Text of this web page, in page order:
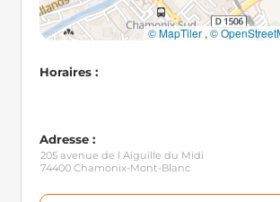
© MapTiler ,©
Horaires :
Adresse :
205 avenue de l Aiguille du Midi
74400 Chamonix-Mont-Blanc